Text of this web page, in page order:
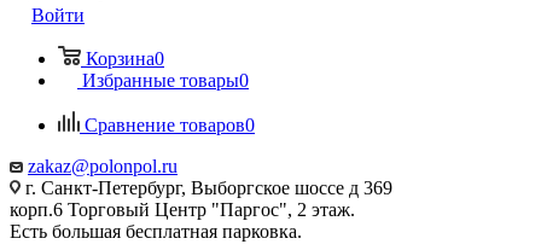
Войти
Корзина0
Избранные товары0
Сравнение товаров0
zakaz@polonpol.ru
г. Санкт-Петербург, Выборгское шоссе д 369
корп.6 Торговый Центр "Паргос", 2 этаж.
Есть большая бесплатная парковка.